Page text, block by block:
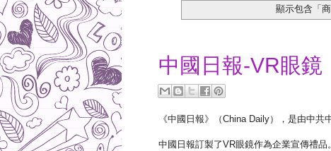
顯示包含「商
中國日報-VR眼鏡
《中國日報》（China Daily），是由中
中國日報訂製了VR眼鏡作為企業宣傳禮